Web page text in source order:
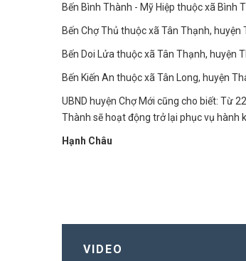
Bến Bình Thành - Mỹ Hiệp thuộc xã Bình
Bến Chợ Thủ thuộc xã Tân Thạnh,
Bến Doi Lửa thuộc xã Tân Thạnh, huyện
Bến Kiến An thuộc xã Tân Long, huyện
UBND huyện Chợ Mới cũng cho biết: Từ
Thành sẽ hoạt động trở lại phục vụ hành
Hạnh Châu
VIDEO